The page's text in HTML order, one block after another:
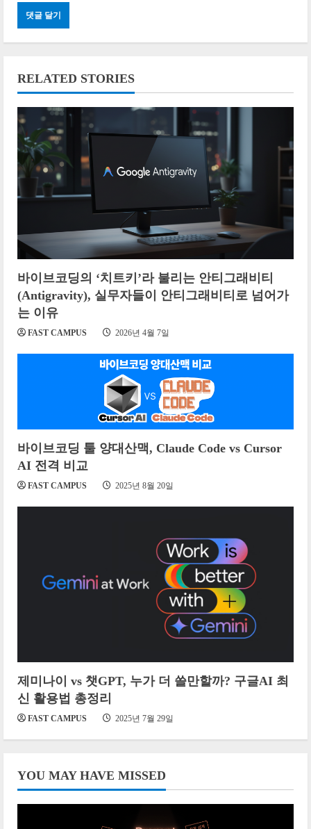
RELATED STORIES
바이브코딩의 ‘치트키’라 불리는 안티그래비티
(Antigravity), 실무자들이 안티그래비티로 넘어가
는 이유
FAST CAMPUS 2026년 4월 7일
바이브코딩 툴 양대산맥, Claude Code vs Cursor
AI 전격 비교
FAST CAMPUS 2025년 8월 20일
제미나이 vs 챗GPT, 누가 더 쓸만할까? 구글AI 최
신 활용법 총정리
FAST CAMPUS 2025년 7월 29일
YOU MAY HAVE MISSED